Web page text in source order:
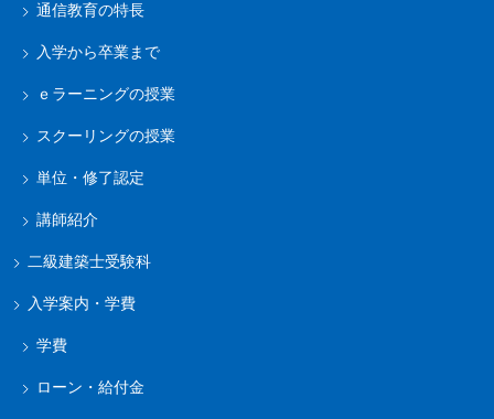
通信教育の特長
入学から卒業まで
ｅラーニングの授業
スクーリングの授業
単位・修了認定
講師紹介
二級建築士受験科
入学案内・学費
学費
ローン・給付金